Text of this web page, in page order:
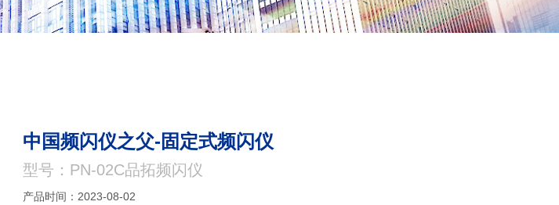
中国频闪仪之父-固定式频闪仪
型号：PN-02C品拓频闪仪
产品时间：2023-08-02